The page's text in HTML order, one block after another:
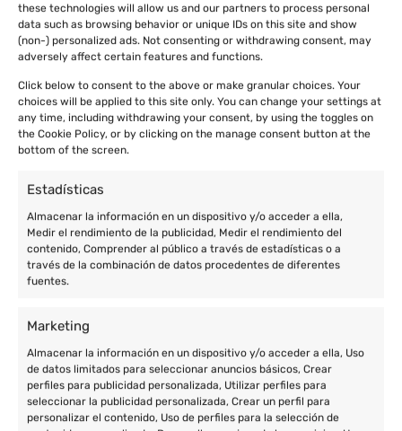
these technologies will allow us and our partners to process personal
data such as browsing behavior or unique IDs on this site and show
(non-) personalized ads. Not consenting or withdrawing consent, may
adversely affect certain features and functions.
Click below to consent to the above or make granular choices. Your
choices will be applied to this site only. You can change your settings at
any time, including withdrawing your consent, by using the toggles on
the Cookie Policy, or by clicking on the manage consent button at the
bottom of the screen.
Estadísticas
Almacenar la información en un dispositivo y/o acceder a ella,
Medir el rendimiento de la publicidad, Medir el rendimiento del
contenido, Comprender al público a través de estadísticas o a
través de la combinación de datos procedentes de diferentes
fuentes.
Marketing
Almacenar la información en un dispositivo y/o acceder a ella, Uso
de datos limitados para seleccionar anuncios básicos, Crear
perfiles para publicidad personalizada, Utilizar perfiles para
seleccionar la publicidad personalizada, Crear un perfil para
personalizar el contenido, Uso de perfiles para la selección de